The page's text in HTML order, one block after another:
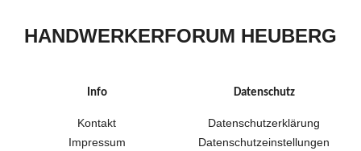
HANDWERKERFORUM HEUBERG
Info
Kontakt
Impressum
Datenschutz
Datenschutzerklärung
Datenschutzeinstellungen